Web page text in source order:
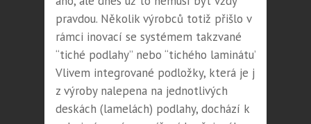
pravdou. Několik výrobců totiž přišlo v
rámci inovací se systémem takzvané
“tiché podlahy” nebo “tichého laminátu”.
Vlivem integrované podložky, která je již
z výroby nalepena na jednotlivých
deskách (lamelách) podlahy, dochází k